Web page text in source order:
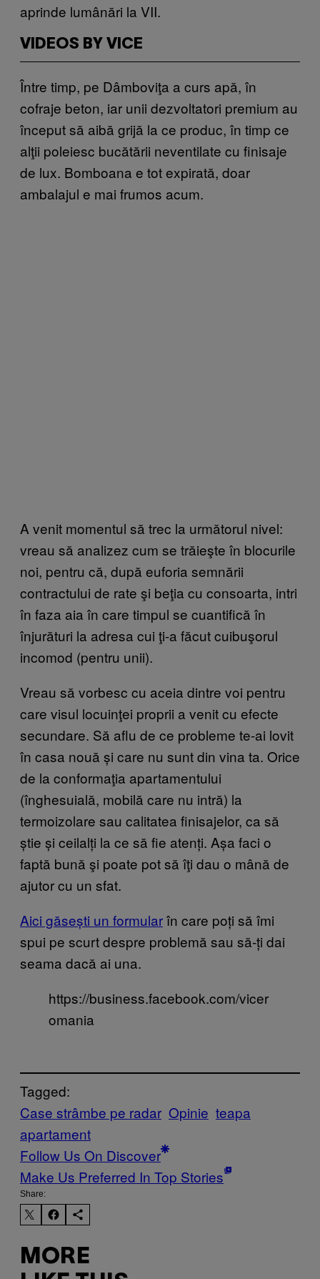
aprinde lumânări la VII.
VIDEOS BY VICE
Între timp, pe Dâmboviţa a curs apă, în
cofraje beton, iar unii dezvoltatori premium au
început să aibă grijă la ce produc, în timp ce
alţii poleiesc bucătării neventilate cu finisaje
de lux. Bomboana e tot expirată, doar
ambalajul e mai frumos acum.
A venit momentul să trec la următorul nivel:
vreau să analizez cum se trăieşte în blocurile
noi, pentru că, după euforia semnării
contractului de rate şi beţia cu consoarta, intri
în faza aia în care timpul se cuantifică în
înjurături la adresa cui ţi-a făcut cuibuşorul
incomod (pentru unii).
Vreau să vorbesc cu aceia dintre voi pentru
care visul locuinţei proprii a venit cu efecte
secundare. Să aflu de ce probleme te-ai lovit
în casa nouă și care nu sunt din vina ta. Orice
de la conformaţia apartamentului
(înghesuială, mobilă care nu intră) la
termoizolare sau calitatea finisajelor, ca să
știe și ceilalți la ce să fie atenți. Așa faci o
faptă bună şi poate pot să îţi dau o mână de
ajutor cu un sfat.
Aici găsești un formularîn care poți să îmi
spui pe scurt despre problemă sau să-ți dai
seama dacă ai una.
https://business.facebook.com/vicer
omania
Tagged:
Case strâmbe pe radar Opinie teapa
apartament
Follow Us On Discover
Make Us Preferred In Top Stories
Share:
MORE